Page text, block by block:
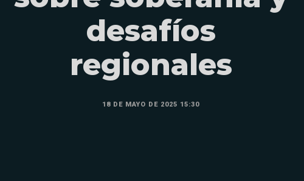
desafíos
regionales
18 DE MAYO DE 2025 15:30